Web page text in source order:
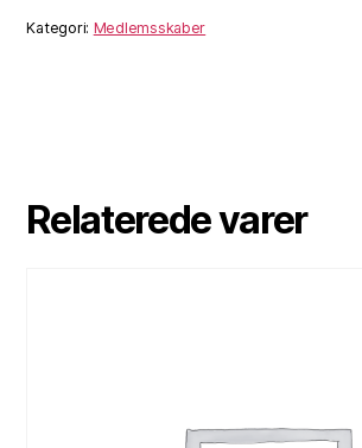
Kategori: Medlemsskaber
Relaterede varer